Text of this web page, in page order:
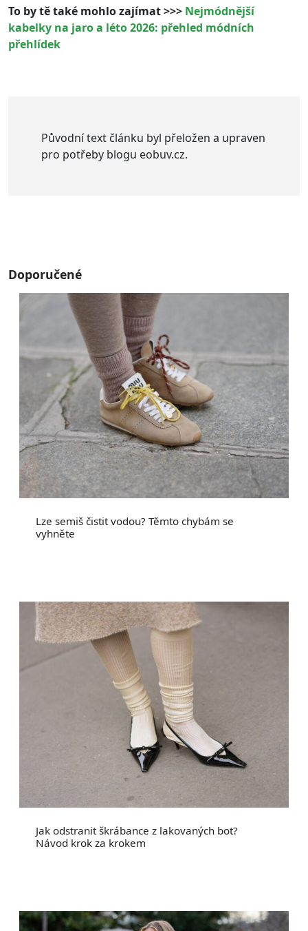
To by tě také mohlo zajímat >>> Nejmódnější
kabelky na jaro a léto 2026: přehled módních
přehlídek
Původní text článku byl přeložen a upraven
pro potřeby blogu eobuv.cz.
Doporučené
Lze semiš čistit vodou? Těmto chybám se
vyhněte
Jak odstranit škrábance z lakovaných bot?
Návod krok za krokem